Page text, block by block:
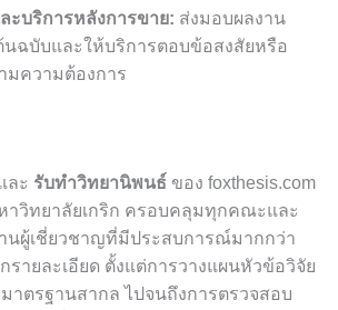
ะบริการหลังการขาย: ส่งมอบผลงาน
ฉบับและให้บริการตอบข้อสงสัยหรือ
มความต้องการ
ละ รับทำวิทยานิพนธ์ ของ foxthesis.com
วิทยาลัยเกริก ครอบคลุมทุกคณะและ
นผู้เชี่ยวชาญที่มีประสบการณ์มากกว่า
รายละเอียด ตั้งแต่การวางแผนหัวข้อวิจัย
าตรฐานสากล ไปจนถึงการตรวจสอบ